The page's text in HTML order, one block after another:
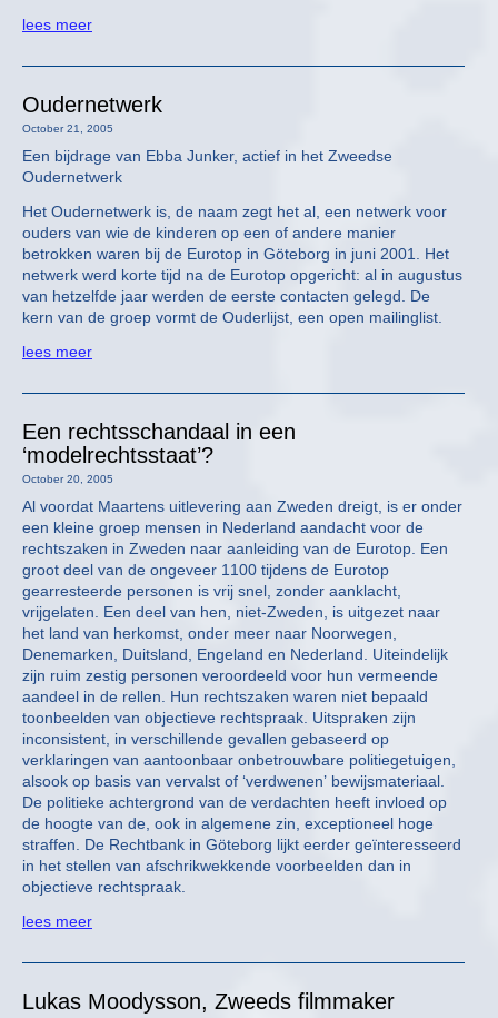
lees meer
Oudernetwerk
October 21, 2005
Een bijdrage van Ebba Junker, actief in het Zweedse
Oudernetwerk
Het Oudernetwerk is, de naam zegt het al, een netwerk voor
ouders van wie de kinderen op een of andere manier
betrokken waren bij de Eurotop in Göteborg in juni 2001. Het
netwerk werd korte tijd na de Eurotop opgericht: al in augustus
van hetzelfde jaar werden de eerste contacten gelegd. De
kern van de groep vormt de Ouderlijst, een open mailinglist.
lees meer
Een rechtsschandaal in een
‘modelrechtsstaat’?
October 20, 2005
Al voordat Maartens uitlevering aan Zweden dreigt, is er onder
een kleine groep mensen in Nederland aandacht voor de
rechtszaken in Zweden naar aanleiding van de Eurotop. Een
groot deel van de ongeveer 1100 tijdens de Eurotop
gearresteerde personen is vrij snel, zonder aanklacht,
vrijgelaten. Een deel van hen, niet-Zweden, is uitgezet naar
het land van herkomst, onder meer naar Noorwegen,
Denemarken, Duitsland, Engeland en Nederland. Uiteindelijk
zijn ruim zestig personen veroordeeld voor hun vermeende
aandeel in de rellen. Hun rechtszaken waren niet bepaald
toonbeelden van objectieve rechtspraak. Uitspraken zijn
inconsistent, in verschillende gevallen gebaseerd op
verklaringen van aantoonbaar onbetrouwbare politiegetuigen,
alsook op basis van vervalst of ‘verdwenen’ bewijsmateriaal.
De politieke achtergrond van de verdachten heeft invloed op
de hoogte van de, ook in algemene zin, exceptioneel hoge
straffen. De Rechtbank in Göteborg lijkt eerder geïnteresseerd
in het stellen van afschrikwekkende voorbeelden dan in
objectieve rechtspraak.
lees meer
Lukas Moodysson, Zweeds filmmaker